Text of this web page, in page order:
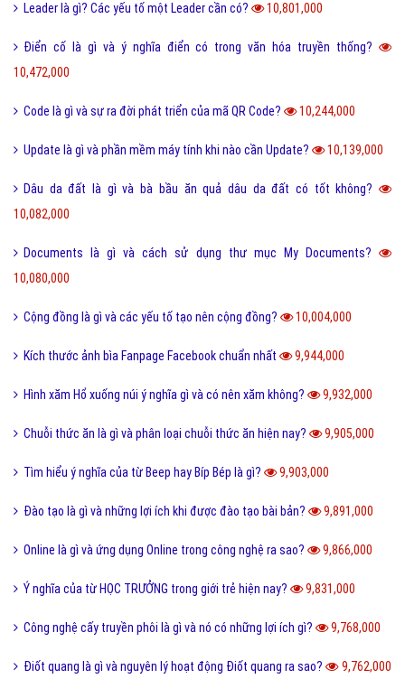
Leader là gì? Các yếu tố một Leader cần có? 10,801,000
Điển cố là gì và ý nghĩa điển có trong văn hóa truyền thống?
10,472,000
Code là gì và sự ra đời phát triển của mã QR Code? 10,244,000
Update là gì và phần mềm máy tính khi nào cần Update? 10,139,000
Dâu da đất là gì và bà bầu ăn quả dâu da đất có tốt không?
10,082,000
Documents là gì và cách sử dụng thư mục My Documents?
10,080,000
Cộng đồng là gì và các yếu tố tạo nên cộng đồng? 10,004,000
Kích thước ảnh bìa Fanpage Facebook chuẩn nhất 9,944,000
Hình xăm Hổ xuống núi ý nghĩa gì và có nên xăm không? 9,932,000
Chuỗi thức ăn là gì và phân loại chuỗi thức ăn hiện nay? 9,905,000
Tìm hiểu ý nghĩa của từ Beep hay Bíp Bép là gì? 9,903,000
Đào tạo là gì và những lợi ích khi được đào tạo bài bản? 9,891,000
Online là gì và ứng dụng Online trong công nghệ ra sao? 9,866,000
Ý nghĩa của từ HỌC TRƯỞNG trong giới trẻ hiện nay? 9,831,000
Công nghệ cấy truyền phôi là gì và nó có những lợi ích gì? 9,768,000
Điốt quang là gì và nguyên lý hoạt động Điốt quang ra sao? 9,762,000